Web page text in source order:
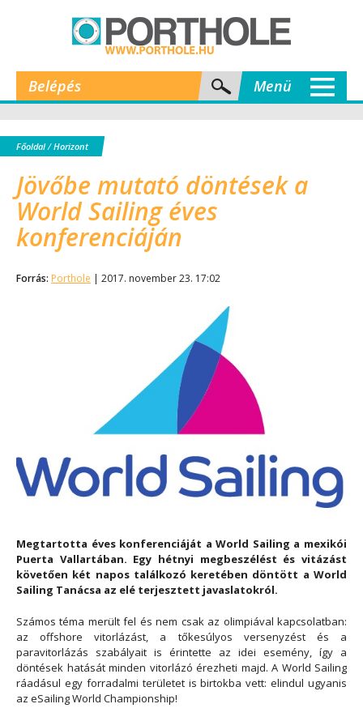
Belépés Menü
Főoldal/Horizont
Jövőbe mutató döntések a
World Sailing éves
konferenciáján
Forrás: Porthole | 2017. november 23. 17:02
Megtartotta éves konferenciáját a World Sailing a mexikói
Puerta Vallartában. Egy hétnyi megbeszélést és vitázást
követően két napos találkozó keretében döntött a World
Sailing Tanácsa az elé terjesztett javaslatokról.
Számos téma merült fel és nem csak az olimpiával kapcsolatban:
az offshore vitorlázást, a tőkesúlyos versenyzést és a
paravitorlázás szabályait is érintette az idei esemény, így a
döntések hatását minden vitorlázó érezheti majd. A World Sailing
ráadásul egy forradalmi területet is birtokba vett: elindul ugyanis
az eSailing World Championship!